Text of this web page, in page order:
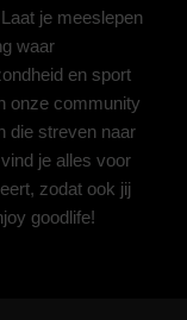
je meeslepen
waar
en sport
onze community
die streven naar
je alles voor
zodat ook jij
goodlife!